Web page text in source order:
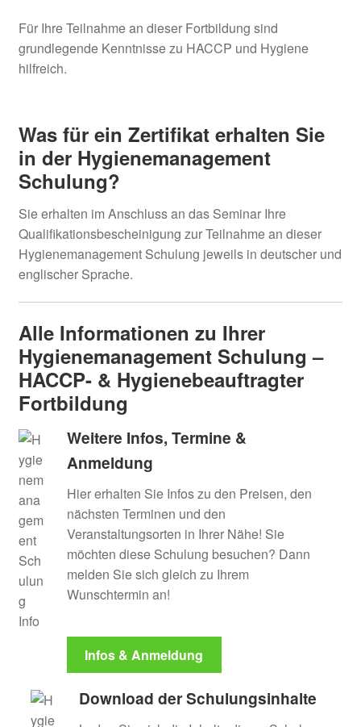
Für Ihre Teilnahme an dieser Fortbildung sind
grundlegende Kenntnisse zu HACCP und Hygiene
hilfreich.
Was für ein Zertifikat erhalten Sie
in der Hygienemanagement
Schulung?
Sie erhalten im Anschluss an das Seminar Ihre
Qualifikationsbescheinigung zur Teilnahme an dieser
Hygienemanagement Schulung jeweils in deutscher und
englischer Sprache.
Alle Informationen zu Ihrer
Hygienemanagement Schulung –
HACCP- & Hygienebeauftragter
Fortbildung
Weitere Infos, Termine &
Anmeldung
Hier erhalten Sie Infos zu den Preisen, den
nächsten Terminen und den
Veranstaltungsorten in Ihrer Nähe! Sie
möchten diese Schulung besuchen? Dann
melden Sie sich gleich zu Ihrem
Wunschtermin an!
Infos & Anmeldung
Download der Schulungsinhalte